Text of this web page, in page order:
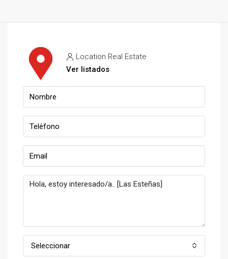
Location Real Estate
Ver listados
Seleccionar